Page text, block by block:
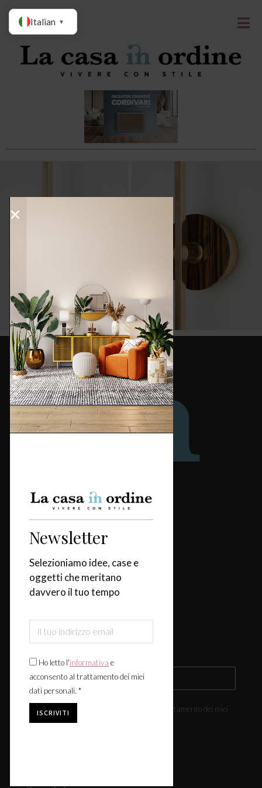
Categorie
Casa
Design & Tendenze
Tavola
Ho letto l'informativa
e acconsento al trattamento dei miei
dati personali. *
Italian ▼
Newsletter
Selezioniamo idee, case e
oggetti che meritano
davvero il tuo tempo
Ho letto l'informativa e
acconsento al trattamento dei miei
dati personali. *